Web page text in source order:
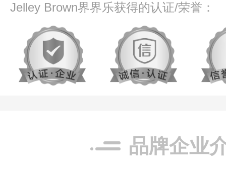
Jelley Brown界界乐获得的认证/荣誉：
品牌企业